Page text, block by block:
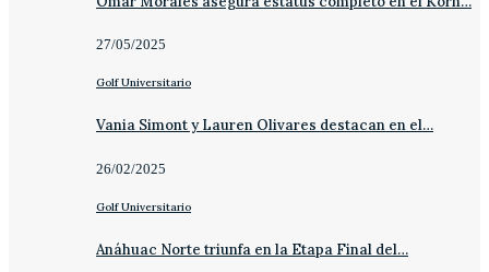
27/05/2025
Golf Universitario
Vania Simont y Lauren Olivares destacan en el…
26/02/2025
Golf Universitario
Anáhuac Norte triunfa en la Etapa Final del…